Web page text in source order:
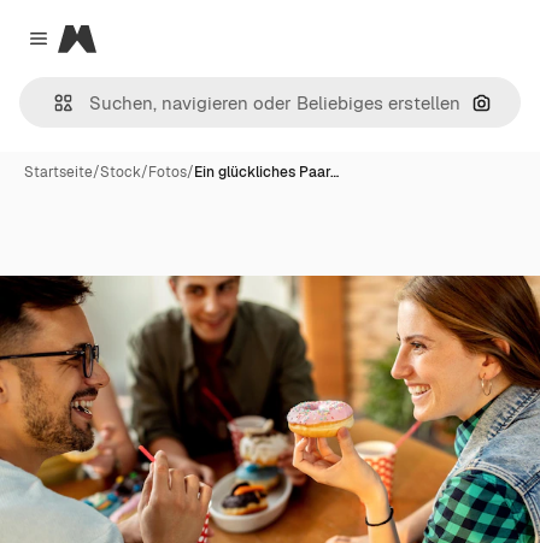
Close menu
Magnific
Nach
Startseite/Stock/Fotos/Ein glückliches Paar…